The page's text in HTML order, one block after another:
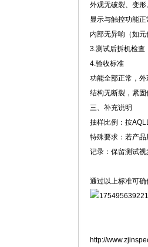
外观无破裂、变形
显示与触控功能正
内部无异响（如元
3.测试后拆机检查
4.验收标准
功能全部正常，外
结构无断裂，紧固
三、补充说明
抽样比例：按
特殊要求：若产品
记录：保留测试视
通过以上标准可
http://